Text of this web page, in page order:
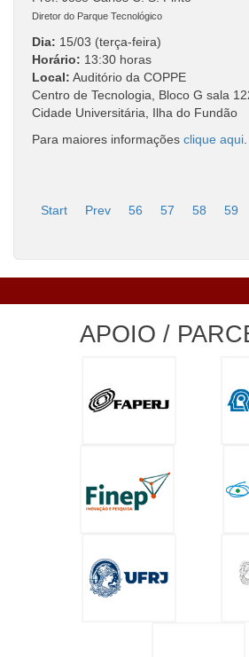
Diretor do Parque Tecnológico
Dia: 15/03 (terça-feira)
Horário: 13:30 horas
Local: Auditório da COPPE
Centro de Tecnologia, Bloco G sala
Cidade Universitária, Ilha do Fundão
Para maiores informações clique aqui
Start
Prev 56 57 58 59
APOIO /